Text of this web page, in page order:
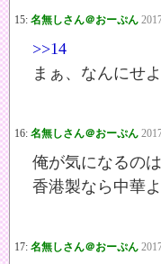
15: 名無しさん＠おーぷん
>>14
まぁ、なんにせ
16: 名無しさん＠おーぷん
俺が気になるの
香港製なら中華
17: 名無しさん＠おーぷん